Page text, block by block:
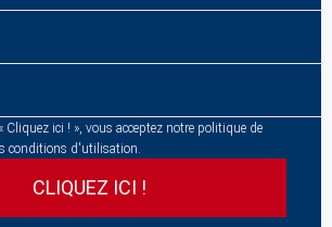
Cliquez ici ! », vous acceptez notre politique de
conditions d'utilisation.